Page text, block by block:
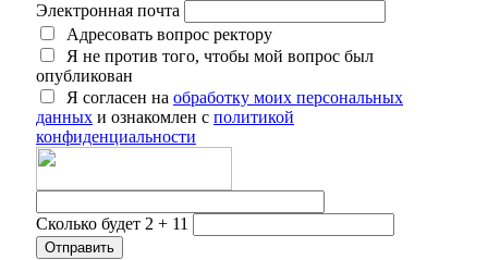
Электронная почта
Адресовать вопрос ректору
Я не против того, чтобы мой вопрос был
опубликован
Я согласен на обработку моих персональных
данных и ознакомлен с политикой
конфиденциальности
Сколько будет 2 + 11